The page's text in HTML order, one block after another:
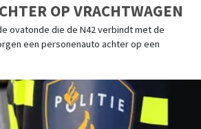
OP VRACHTWAGEN
de ovatonde die de N42 verbindt met de
een personenauto achter op een